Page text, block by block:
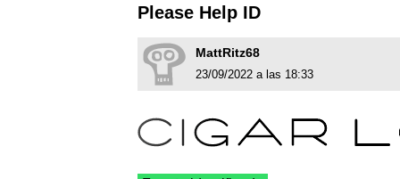
Please Help ID
MattRitz68
23/09/2022 a las 18:33